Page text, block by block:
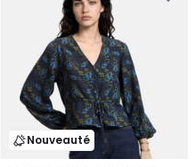
Nouveauté